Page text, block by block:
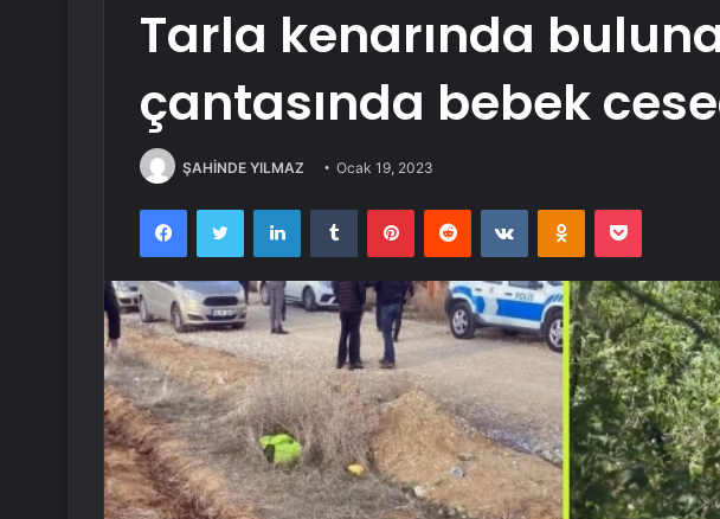
Tarla kenarında
çantasında bebek
ŞAHİNDE YILMAZ Ocak 19, 2023
FacebookTwitter LinkedInTumblr PinterestReddit VKontakteOdnoklassniki
Pocket